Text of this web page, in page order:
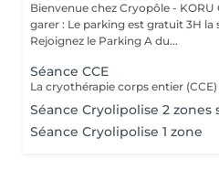
Bienvenue chez Cryopôle - KORU GRIDX !
garer : Le parking est gratuit 3H la
Rejoignez le Parking A du...
Séance CCE
Séance Cryolipolise 2 zones
Séance Cryolipolise 1 zone